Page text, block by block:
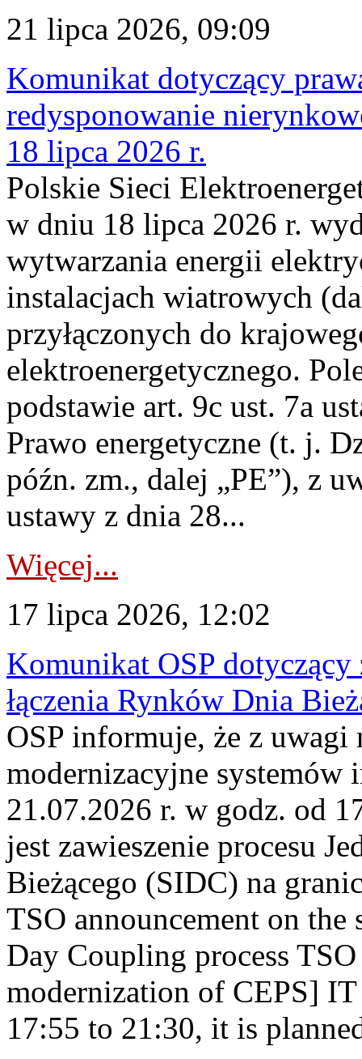
21 lipca 2026, 09:09
Komunikat dotyczący
redysponowanie
18 lipca 2026 r.
Polskie Sieci
w dniu 18 lipca 2026 r.
wytwarzania energii
instalacjach wiatrowych
przyłączonych do
elektroenergetycznego.
podstawie art. 9c ust. 7a
Prawo energetyczne (t. j.
późn. zm., dalej „PE”), z
ustawy z dnia 28...
Więcej...
17 lipca 2026, 12:02
Komunikat OSP dotyczący
łączenia Rynków Dnia
OSP informuje, że z uwagi
modernizacyjne
21.07.2026 r. w godz. od
jest zawieszenie procesu
Bieżącego (SIDC) na
TSO announcement on
Day Coupling process
modernization of CEPS]
17:55 to 21:30, it is